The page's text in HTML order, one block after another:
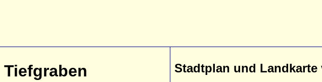
Tiefgraben Stadtplan und Landkarte